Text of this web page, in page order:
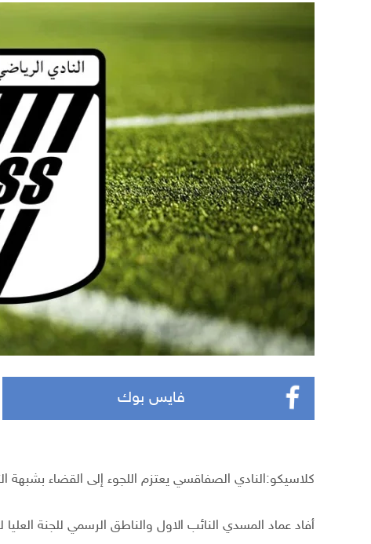
فايس بوك
كلاسيكو:النادي الصفاقسي يعتزم اللجوء إلى القضاء بشبهة
أفاد عماد المسدي النائب الاول والناطق الرسمي للجنة